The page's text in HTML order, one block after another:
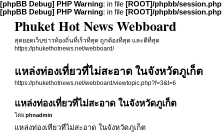
[phpBB Debug] PHP Warning: in file [ROOT]/phpbb/session.php
[phpBB Debug] PHP Warning: in file [ROOT]/phpbb/session.php
Phuket Hot News Webboard
สุดยอดเว็บข่าวท้องถิ่นที่เร็วที่สุด ถูกต้องที่สุด และดีที่สุด
https://phukethotnews.net/webboard/
แหล่งท่องเที่ยวที่ไม่สะอาด ในจังหวัดภูเก็ต
https://phukethotnews.net/webboard/viewtopic.php?f=3&t=6
แหล่งท่องเที่ยวที่ไม่สะอาด ในจังหวัดภูเก็ต
โดยphnadmin
แหล่งท่องเที่ยวที่ไม่สะอาด ในจังหวัดภูเก็ต